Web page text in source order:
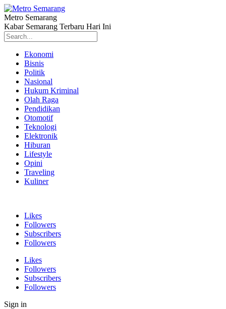
Metro Semarang
Kabar Semarang Terbaru Hari Ini
Ekonomi
Bisnis
Politik
Nasional
Hukum Kriminal
Olah Raga
Pendidikan
Otomotif
Teknologi
Elektronik
Hiburan
Lifestyle
Opini
Traveling
Kuliner
Likes
Followers
Subscribers
Followers
Likes
Followers
Subscribers
Followers
Sign in